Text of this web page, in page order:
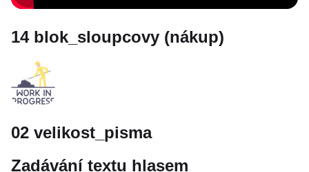
14 blok_sloupcovy (nákup)
02 velikost_pisma
Zadávání textu hlasem